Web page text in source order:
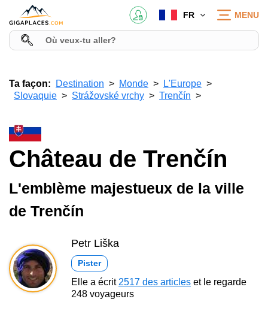
FR MENU
Ta façon: Destination Monde
L'Europe
Slovaquie
Strážovské vrchy Trenčín
Château de Trenčín
L'emblème majestueux de la ville
de Trenčín
Petr Liška
Pister
Elle a écrit 2517 des articles et le regarde
248 voyageurs